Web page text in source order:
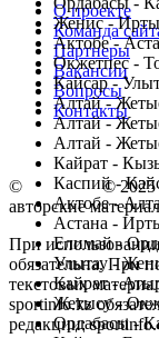
Женис -
Актобе -
Окжетпес -
Кайсар -
Алтай -
Алтай -
Алтай -
Кайрат -
Каспий -
Актобе -
Астана -
Елимай -
Улытау -
Кайрат -
Жетысу -
Ордабасы -
О проекте
Команда
Партнеры
Вакансии
Вопросы
Контакты
© Copyright© 2025
авторские
При
обязательна. При
текстовых
sportinfo.kz
редакции: